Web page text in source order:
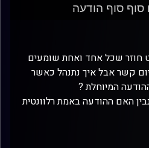
סוף הודעה
חוזר שכל אחד ואחת שומעים
קשר אבל איך נתנהל כאשר
המיוחלת ?
האם ההודעה באמת רלוונטית